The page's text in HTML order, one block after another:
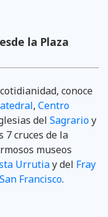
la Plaza
conoce
, Centro
del Sagrarioy
7 cruces de la
museos
Urrutiay del Fray
Francisco.